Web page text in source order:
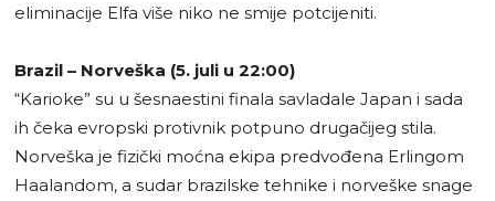
eliminacije Elfa više niko ne smije potcijeniti.
Brazil – Norveška (5. juli u 22:00)
“Karioke” su u šesnaestini finala savladale Japan i sada
ih čeka evropski protivnik potpuno drugačijeg stila.
Norveška je fizički moćna ekipa predvođena Erlingom
Haalandom, a sudar brazilske tehnike i norveške snage